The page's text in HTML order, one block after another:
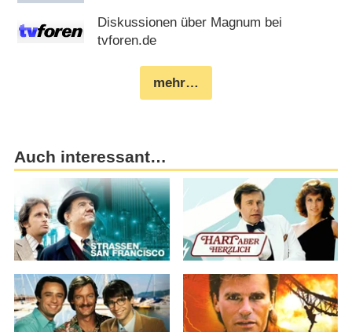
Diskussionen über Magnum bei
tvforen.de
mehr…
Auch interessant…